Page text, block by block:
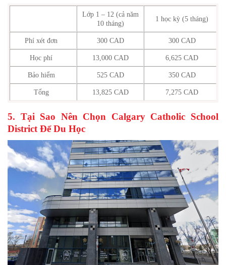
Lớp 1 – 12 (cả năm
10 tháng)
1 học kỳ (5 tháng)
Phí xét đơn 300 CAD 300 CAD
Học phí 13,000 CAD 6,625 CAD
Bảo hiểm 525 CAD 350 CAD
Tổng 13,825 CAD 7,275 CAD
5. Tại Sao Nên Chọn Calgary Catholic School
District Để Du Học